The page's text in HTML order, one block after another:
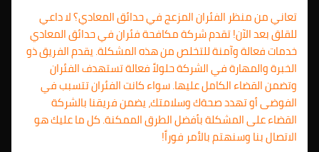
تعاني من منظر الفئران المزعج في حدائق المعادي؟ لا داعي
للقلق بعد الآن! تقدم شركة مكافحة فئران في حدائق المعادي
خدمات فعالة وآمنة للتخلص من هذه المشكلة. يقدم الفريق ذو
الخبرة والمهارة في الشركة حلولاً فعالة تستهدف الفئران
وتضمن القضاء الكامل عليها. سواء كانت الفئران تتسبب في
الفوضى أو تهدد صحةك وسلامتك، يضمن فريقنا بالشركة
القضاء على المشكلة بأفضل الطرق الممكنة. كل ما عليك هو
الاتصال بنا وسنهتم بالأمر فوراً!